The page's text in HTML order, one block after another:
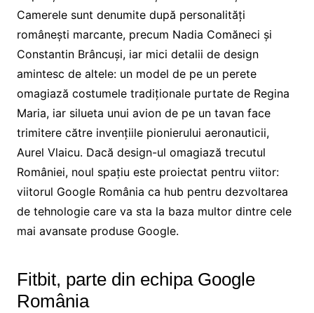
Camerele sunt denumite după personalități
românești marcante, precum Nadia Comăneci și
Constantin Brâncuși, iar mici detalii de design
amintesc de altele: un model de pe un perete
omagiază costumele tradiționale purtate de Regina
Maria, iar silueta unui avion de pe un tavan face
trimitere către invențiile pionierului aeronauticii,
Aurel Vlaicu. Dacă design-ul omagiază trecutul
României, noul spațiu este proiectat pentru viitor:
viitorul Google România ca hub pentru dezvoltarea
de tehnologie care va sta la baza multor dintre cele
mai avansate produse Google.
Fitbit, parte din echipa Google
România